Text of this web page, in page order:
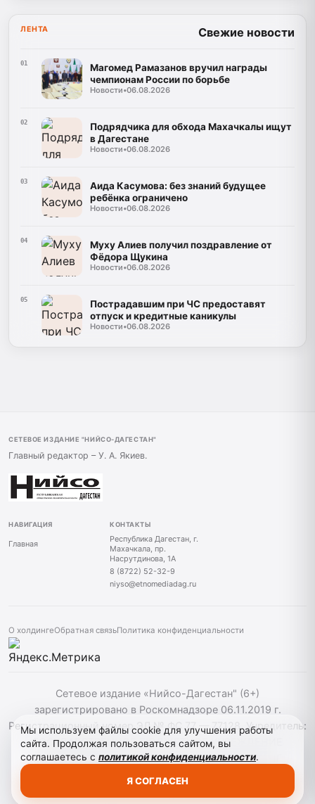
ЛЕНТА Свежие новости
01
Магомед Рамазанов вручил награды
чемпионам России по борьбе
Новости•06.08.2026
02
Подрядчика для обхода Махачкалы ищут
в Дагестане
Новости•06.08.2026
03
Аида Касумова: без знаний будущее
ребёнка ограничено
Новости•06.08.2026
04
Муху Алиев получил поздравление от
Фёдора Щукина
Новости•06.08.2026
05
Пострадавшим при ЧС предоставят
отпуск и кредитные каникулы
Новости•06.08.2026
СЕТЕВОЕ ИЗДАНИЕ "НИЙСО-ДАГЕСТАН"
Главный редактор – У. А. Якиев.
НАВИГАЦИЯ
Главная
КОНТАКТЫ
Республика Дагестан, г.
Махачкала, пр.
Насрутдинова, 1А
8 (8722) 52-32-9
niyso@etnomediadag.ru
О холдингеОбратная связьПолитика конфиденциальности
Сетевое издание «Нийсо-Дагестан" (6+)
зарегистрировано в Роскомнадзоре 06.11.2019 г.
Регистрационный номер ЭЛ № ФС 77 — 77128. Учредитель:
ГОСУДАРСТВЕННОЕ БЮДЖЕТНОЕ УЧРЕЖДЕНИЕ
РЕСПУБЛИКИ ДАГЕСТАН "ЭТНОМЕДИАХОЛДИНГ
Мы используем файлы cookie для улучшения работы
сайта. Продолжая пользоваться сайтом, вы
соглашаетесь с политикой конфиденциальности.
Я СОГЛАСЕН